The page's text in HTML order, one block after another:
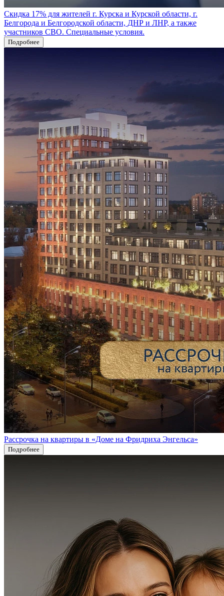
Скидка 17% для жителей г. Курска и Курской области, г.
Белгорода и Белгородской области, ДНР и ЛНР, а также
участников СВО. Специальные условия.
Подробнее
Рассрочка на квартиры в «Доме на Фридриха Энгельса»
Подробнее